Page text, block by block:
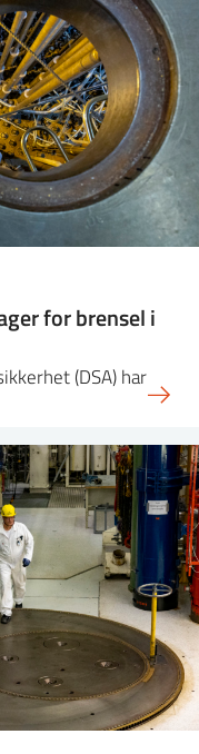
for brensel i
(DSA) har